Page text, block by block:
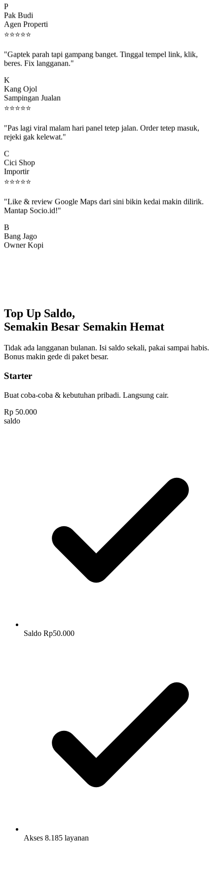
Pak Budi
Agen Properti
⭐⭐⭐⭐⭐
beres. Fix langganan."
Kang Ojol
Sampingan Jualan
⭐⭐⭐⭐⭐
rejeki gak kelewat."
Cici Shop
Importir
⭐⭐⭐⭐⭐
Mantap Socio.id!"
Bang Jago
Owner Kopi
Top Up Saldo,
Semakin Besar Semakin Hemat
Tidak ada langganan bulanan. Isi saldo sekali, pakai sampai habis.
Bonus makin gede di paket besar.
Starter
Buat coba-coba & kebutuhan pribadi. Langsung cair.
Rp 50.000
saldo
Saldo Rp50.000
Akses 8.185 layanan